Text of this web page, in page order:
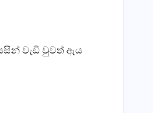
වැඩි වුවත් ඇය